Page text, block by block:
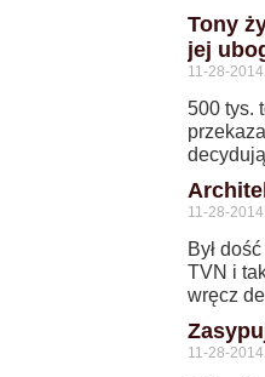
Tony
jej
11-28-2014
500 tys.
11-28-2014
Był
TVN i
wręcz
11-28-2014